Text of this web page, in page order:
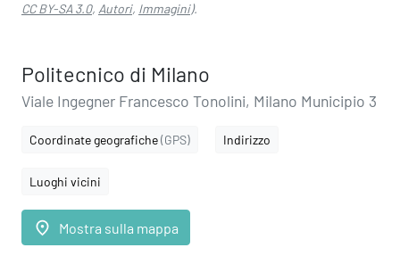
CC BY-SA 3.0, Autori, Immagini).
Politecnico di Milano
Viale Ingegner Francesco Tonolini, Milano Municipio 3
Coordinate geografiche(GPS) Indirizzo
Luoghi vicini
place Mostra sulla mappa